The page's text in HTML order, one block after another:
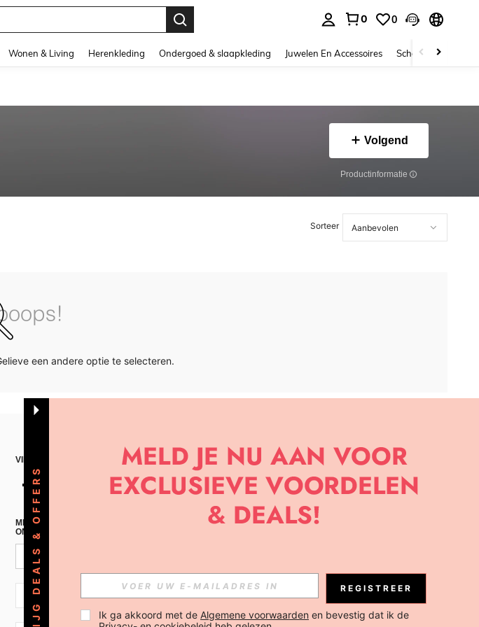
0 0
Wonen & Living Herenkleding Ondergoed & slaapkleding Juwelen En Accessoires Schoonheid &
Volgend
Productinformatie
Sorteer
een andere optie te selecteren.
VIND ONS
MELD JE A AN VOOR ONZE NIEUWSBRIEF OM DE LAATSTE NIEUWE TRENDS EN KORTINGEN TE
ONTVANGEN!(AFMELDEN IS MOGELIJK ELK MOMENT).
NL + 31
KRIJG DEALS & OFFERS REGISTREER
Ik ga akkoord met de Algemene voorwaarden en bevestig dat ik de